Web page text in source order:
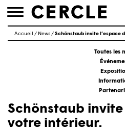
Toggle
Accueil / News/Schönstaub invite l’espace
Toutes les
Schönstaub invite
votre intérieur.